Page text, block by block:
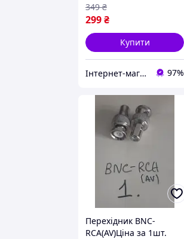
299₴
349 ₴
Купити
Інтернет-магазин DoubleMix 97%
Перехідник BNC-
RCA(AV)Ціна за 1шт.